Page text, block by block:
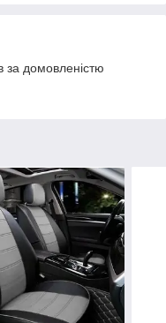
за домовленістю